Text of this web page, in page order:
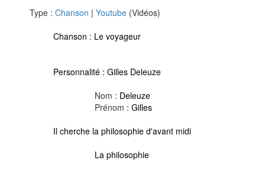
Type : Chanson | Youtube (Vidéos)
Chanson : Le voyageur
Personnalité : Gilles Deleuze
Nom : Deleuze
Prénom : Gilles
Il cherche la philosophie d'avant midi
La philosophie